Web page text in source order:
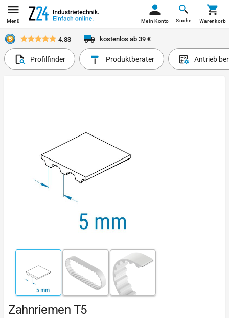
Menü Suche
Mein Konto Warenkorb
4.83 kostenlos ab 39 €
Profilfinder Produktberater Antrieb
Zahnriemen T5